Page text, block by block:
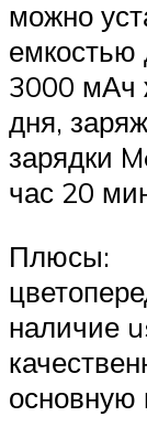
можно
емкостью
3000 мАч
дня,
зарядки
час 20
Плюсы:
наличие
основную